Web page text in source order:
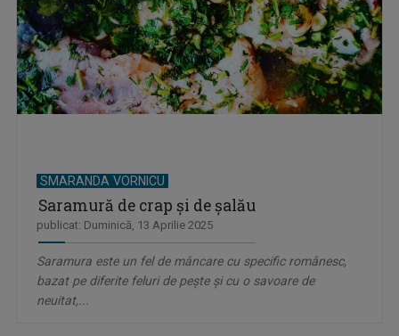
SMARANDA VORNICU
Saramură de crap și de șalău
publicat: Duminică, 13 Aprilie 2025
Saramura este un fel de mâncare cu specific românesc,
bazat pe diferite feluri de pește şi cu o savoare de
neuitat,...